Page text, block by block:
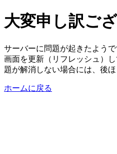
大変申し訳ご
サーバーに問題が起きたようで
画面を更新（リフレッシュ）
題が解消しない場合には、後ほ
ホームに戻る